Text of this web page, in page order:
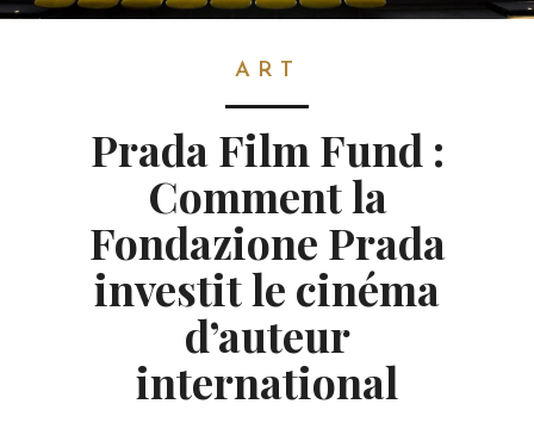
ART
Prada Film Fund :
Comment la
Fondazione Prada
investit le cinéma
d’auteur
international